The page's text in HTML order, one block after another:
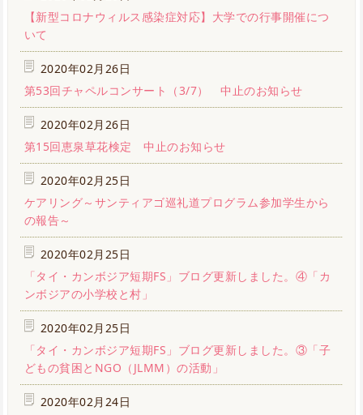
【新型コロナウィルス感染症対応】大学での行事開催につ
いて
2020年02月26日
第53回チャペルコンサート（3/7） 中止のお知らせ
2020年02月26日
第15回恵泉草花検定 中止のお知らせ
2020年02月25日
ケアリング～サンティアゴ巡礼道プログラム参加学生から
の報告～
2020年02月25日
「タイ・カンボジア短期FS」ブログ更新しました。④「カ
ンボジアの小学校と村」
2020年02月25日
「タイ・カンボジア短期FS」ブログ更新しました。③「子
どもの貧困とNGO（JLMM）の活動」
2020年02月24日